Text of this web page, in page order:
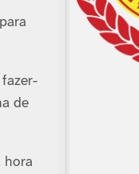
de
hora